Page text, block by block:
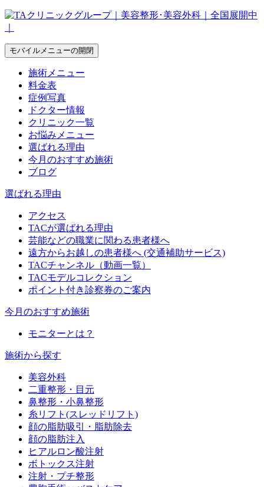
モバイルメニューの開閉
施術メニュー
料金表
症例写真
ドクター情報
クリニック一覧
お悩みメニュー
選ばれる理由
今月のおすすめ施術
ブログ
選ばれる理由
アクセス
TACが選ばれる理由
芸能などの職業に関わる患者様へ
遠方からお越しの患者様へ (交通補助サービス)
TACチャンネル（動画一覧）
TACモデルコレクション
ポイント付き診察券のご案内
今月のおすすめ施術
モニターとは？
施術から探す
美容外科
二重整形・目元
鼻整形・小鼻整形
糸リフト(スレッドリフト)
顔の脂肪吸引・脂肪除去
顔の脂肪注入
ヒアルロン酸注射
ボトックス注射
注射・プチ整形